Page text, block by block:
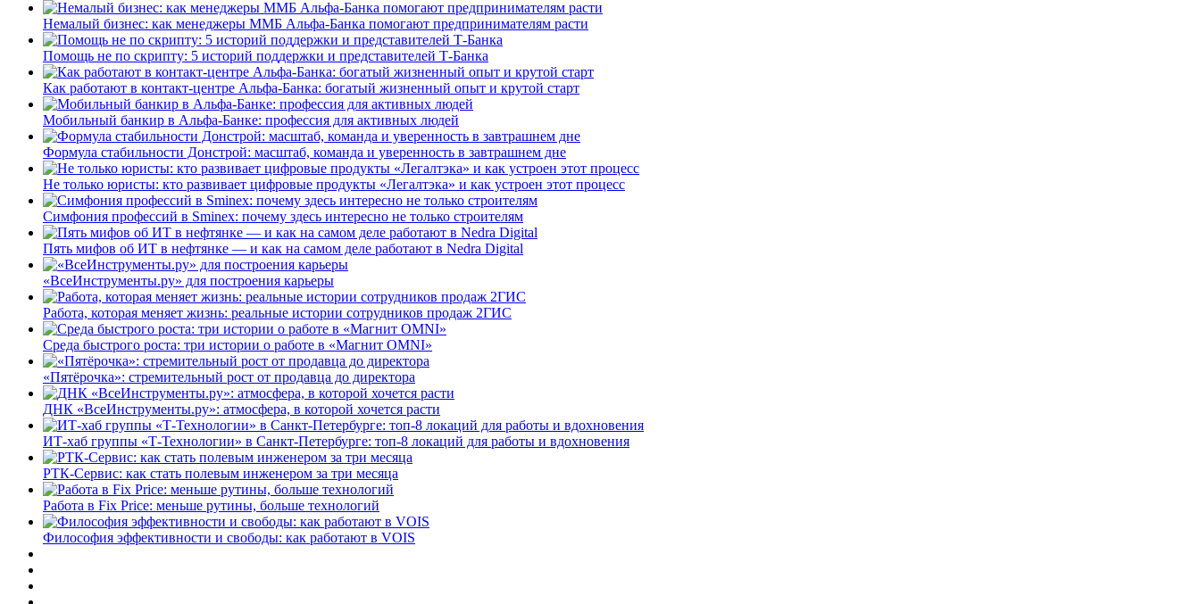
Немалый бизнес: как менеджеры ММБ Альфа-Банка помогают предпринимателям расти
Помощь не по скрипту: 5 историй поддержки и представителей Т-Банка
Как работают в контакт-центре Альфа-Банка: богатый жизненный опыт и крутой старт
Мобильный банкир в Альфа-Банке: профессия для активных людей
Формула стабильности Донстрой: масштаб, команда и уверенность в завтрашнем дне
Не только юристы: кто развивает цифровые продукты «Легалтэка» и как устроен этот процесс
Симфония профессий в Sminex: почему здесь интересно не только строителям
Пять мифов об ИТ в нефтянке — и как на самом деле работают в Nedra Digital
«ВсеИнструменты.ру» для построения карьеры
Работа, которая меняет жизнь: реальные истории сотрудников продаж 2ГИС
Среда быстрого роста: три истории о работе в «Магнит OMNI»
«Пятёрочка»: стремительный рост от продавца до директора
ДНК «ВсеИнструменты.ру»: атмосфера, в которой хочется расти
ИТ-хаб группы «Т-Технологии» в Санкт-Петербурге: топ-8 локаций для работы и вдохновения
РТК-Сервис: как стать полевым инженером за три месяца
Работа в Fix Price: меньше рутины, больше технологий
Философия эффективности и свободы: как работают в VOIS